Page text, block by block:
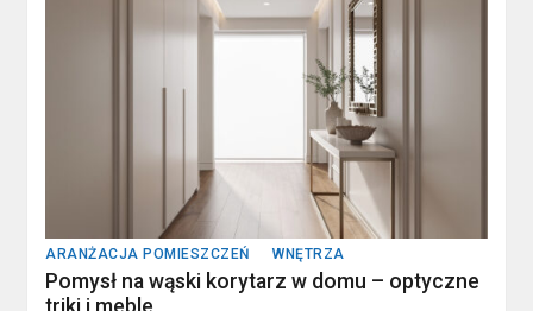
ARANŻACJA POMIESZCZEŃ WNĘTRZA
Pomysł na wąski korytarz w domu – optyczne